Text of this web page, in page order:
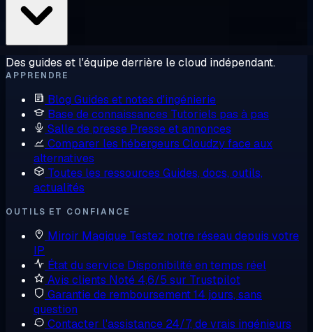
Des guides et l'équipe derrière le cloud indépendant.
APPRENDRE
Blog Guides et notes d'ingénierie
Base de connaissances Tutoriels pas à pas
Salle de presse Presse et annonces
Comparer les hébergeurs Cloudzy face aux
alternatives
Toutes les ressources Guides, docs, outils,
actualités
OUTILS ET CONFIANCE
Miroir Magique Testez notre réseau depuis votre
IP
État du service Disponibilité en temps réel
Avis clients Noté 4,6/5 sur Trustpilot
Garantie de remboursement14 jours, sans
question
Contacter l'assistance 24/7, de vrais ingénieurs